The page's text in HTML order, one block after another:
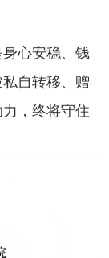
心安稳、钱
自转移、赠
，终将守住